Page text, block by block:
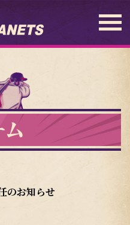
ム
のお知らせ